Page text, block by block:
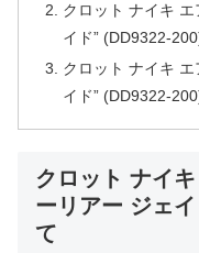
クロット ナイキ エ
イド” (DD9322-
クロット ナイキ エ
イド” (DD9322-
クロット ナイ
ーリアー ジェ
て